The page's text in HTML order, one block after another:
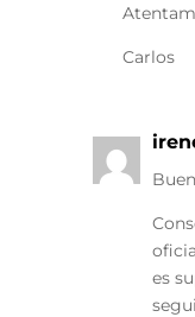
Carlos
es